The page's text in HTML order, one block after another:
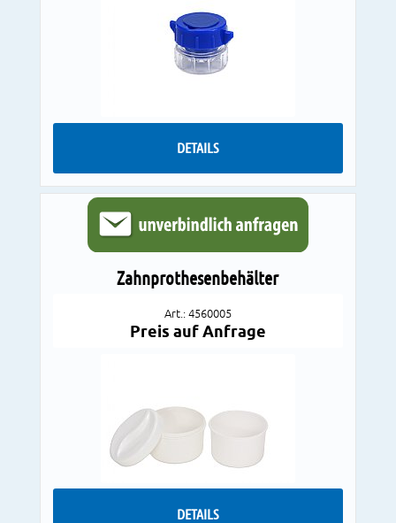
DETAILS
Zahnprothesenbehälter
Art.: 4560005
Preis auf Anfrage
DETAILS